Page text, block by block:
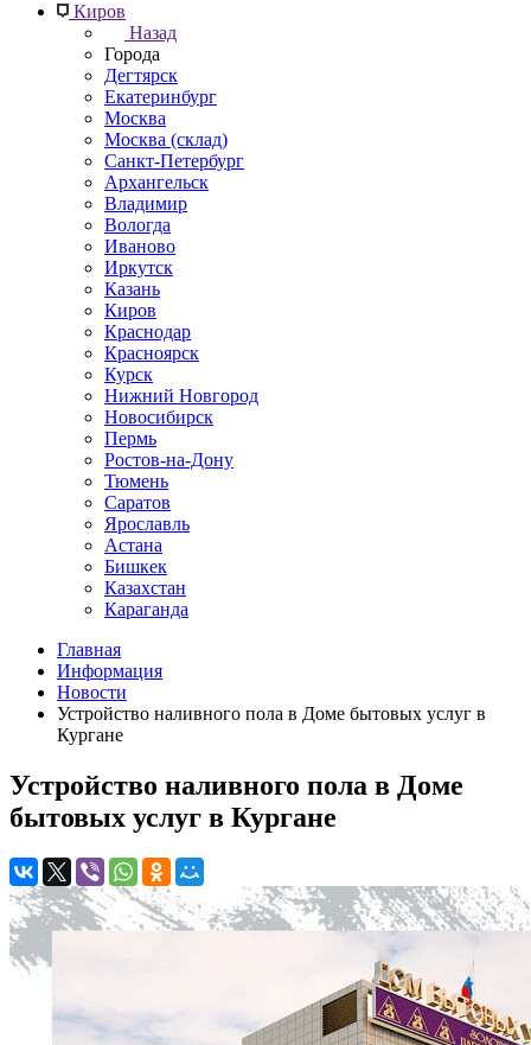
Киров
Назад
Города
Дегтярск
Екатеринбург
Москва
Москва (склад)
Санкт-Петербург
Архангельск
Владимир
Вологда
Иваново
Иркутск
Казань
Киров
Краснодар
Красноярск
Курск
Нижний Новгород
Новосибирск
Пермь
Ростов-на-Дону
Тюмень
Саратов
Ярославль
Астана
Бишкек
Казахстан
Караганда
Главная
Информация
Новости
Устройство наливного пола в Доме бытовых услуг в
Кургане
Устройство наливного пола в Доме
бытовых услуг в Кургане